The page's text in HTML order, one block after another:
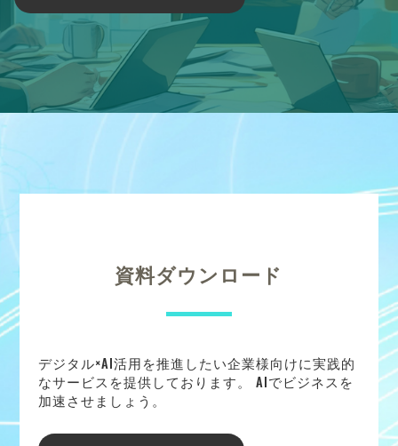
資料ダウンロード
デジタル×AI活用を推進したい企業様向けに実践的
なサービスを提供しております。 AIでビジネスを
加速させましょう。